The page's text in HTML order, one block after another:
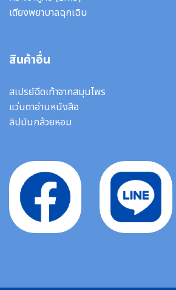
เตียงพยาบาลฉุกเฉิน
สินค้าอื่น
สเปรย์ฉีดเท้าจากสมุนไพร
แว่นตาอ่านหนังสือ
ลิปมันกล้วยหอม